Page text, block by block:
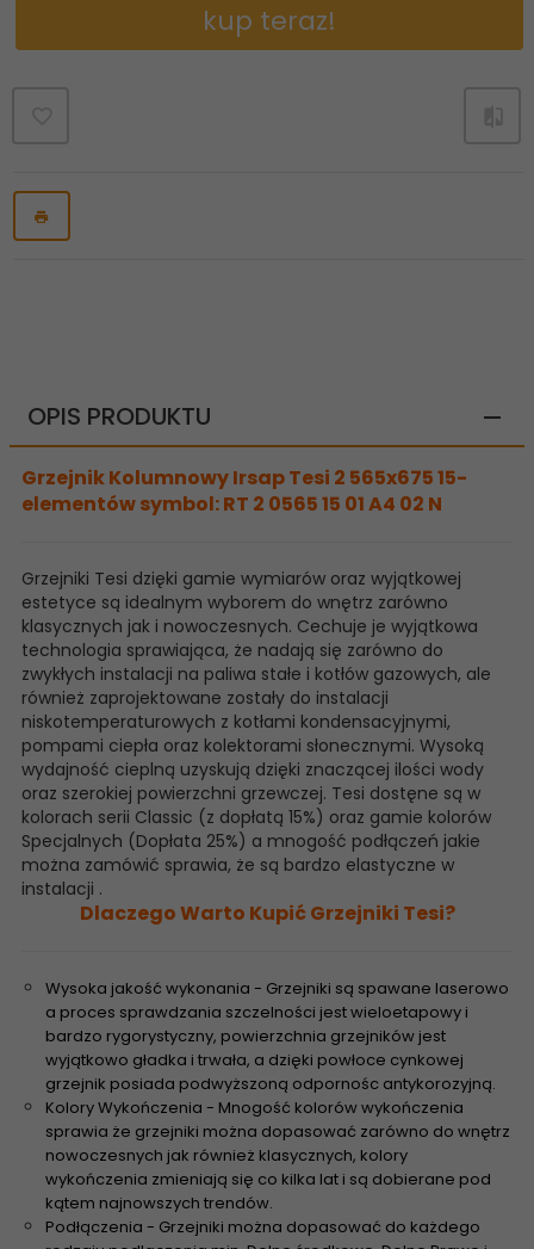
kup teraz!
OPIS PRODUKTU
Grzejnik Kolumnowy Irsap Tesi 2 565x675 15-
elementów symbol: RT 2 0565 15 01 A4 02 N
Grzejniki Tesi dzięki gamie wymiarów oraz wyjątkowej
estetyce są idealnym wyborem do wnętrz zarówno
klasycznych jak i nowoczesnych. Cechuje je wyjątkowa
technologia sprawiająca, że nadają się zarówno do
zwykłych instalacji na paliwa stałe i kotłów gazowych, ale
również zaprojektowane zostały do instalacji
niskotemperaturowych z kotłami kondensacyjnymi,
pompami ciepła oraz kolektorami słonecznymi. Wysoką
wydajność cieplną uzyskują dzięki znaczącej ilości wody
oraz szerokiej powierzchni grzewczej. Tesi dostęne są w
kolorach serii Classic (z dopłatą 15%) oraz gamie kolorów
Specjalnych (Dopłata 25%) a mnogość podłączeń jakie
można zamówić sprawia, że są bardzo elastyczne w
instalacji .
Dlaczego Warto Kupić Grzejniki Tesi?
Wysoka jakość wykonania - Grzejniki są spawane laserowo
a proces sprawdzania szczelności jest wieloetapowy i
bardzo rygorystyczny, powierzchnia grzejników jest
wyjątkowo gładka i trwała, a dzięki powłoce cynkowej
grzejnik posiada podwyższoną odpornośc antykorozyjną.
Kolory Wykończenia - Mnogość kolorów wykończenia
sprawia że grzejniki można dopasować zarówno do wnętrz
nowoczesnych jak również klasycznych, kolory
wykończenia zmieniają się co kilka lat i są dobierane pod
kątem najnowszych trendów.
Podłączenia - Grzejniki można dopasować do każdego